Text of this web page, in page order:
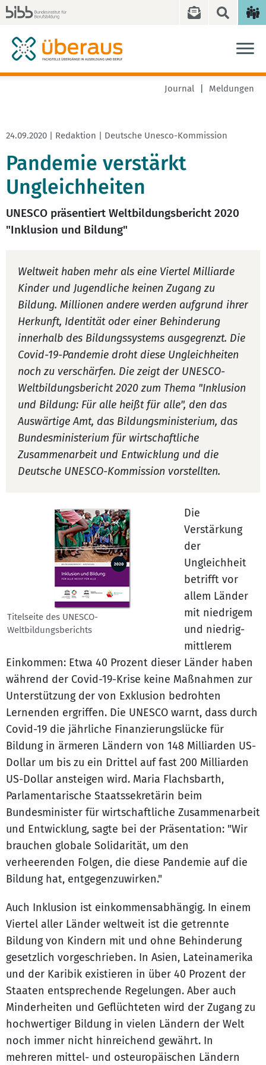
Journal Meldungen
24.09.2020 | Redaktion | Deutsche Unesco-Kommission
Pandemie verstärkt
Ungleichheiten
UNESCO präsentiert Weltbildungsbericht 2020
"Inklusion und Bildung"
Weltweit haben mehr als eine Viertel Milliarde
Kinder und Jugendliche keinen Zugang zu
Bildung. Millionen andere werden aufgrund ihrer
Herkunft, Identität oder einer Behinderung
innerhalb des Bildungssystems ausgegrenzt. Die
Covid-19-Pandemie droht diese Ungleichheiten
noch zu verschärfen. Die zeigt der UNESCO-
Weltbildungsbericht 2020 zum Thema "Inklusion
und Bildung: Für alle heißt für alle", den das
Auswärtige Amt, das Bildungsministerium, das
Bundesministerium für wirtschaftliche
Zusammenarbeit und Entwicklung und die
Deutsche UNESCO-Kommission vorstellten.
Titelseite des UNESCO-
Weltbildungsberichts
Die
Verstärkung
der
Ungleichheit
betrifft vor
allem Länder
mit niedrigem
und niedrig-
mittlerem
Einkommen: Etwa 40 Prozent dieser Länder haben
während der Covid-19-Krise keine Maßnahmen zur
Unterstützung der von Exklusion bedrohten
Lernenden ergriffen. Die UNESCO warnt, dass durch
Covid-19 die jährliche Finanzierungslücke für
Bildung in ärmeren Ländern von 148 Milliarden US-
Dollar um bis zu ein Drittel auf fast 200 Milliarden
US-Dollar ansteigen wird. Maria Flachsbarth,
Parlamentarische Staatssekretärin beim
Bundesminister für wirtschaftliche Zusammenarbeit
und Entwicklung, sagte bei der Präsentation: "Wir
brauchen globale Solidarität, um den
verheerenden Folgen, die diese Pandemie auf die
Bildung hat, entgegenzuwirken."
Auch Inklusion ist einkommensabhängig. In einem
Viertel aller Länder weltweit ist die getrennte
Bildung von Kindern mit und ohne Behinderung
gesetzlich vorgeschrieben. In Asien, Lateinamerika
und der Karibik existieren in über 40 Prozent der
Staaten entsprechende Regelungen. Aber auch
Minderheiten und Geflüchteten wird der Zugang zu
hochwertiger Bildung in vielen Ländern der Welt
noch immer nicht hinreichend gewährt. In
mehreren mittel- und osteuropäischen Ländern